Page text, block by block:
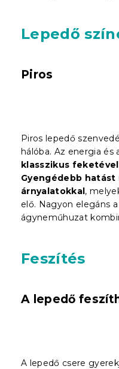
Lepedő
Piros
Piros lepedő
hálóba. Az energia és
klasszikus
Gyengédebb hatást
árnyalatokkal,
elő. Nagyon elegáns
ágyneműhuzat
Feszítés
A lepedő
A lepedő csere